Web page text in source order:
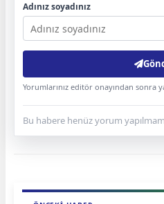
Adınız soyadınız
Yorumlarınız editör onayından sonra
Bu habere henüz yorum